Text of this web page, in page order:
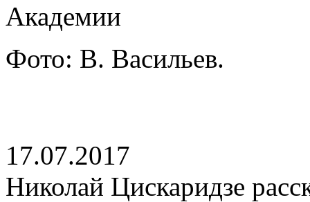
Фото: В. Васильев.
17.07.2017
Николай Цискаридзе